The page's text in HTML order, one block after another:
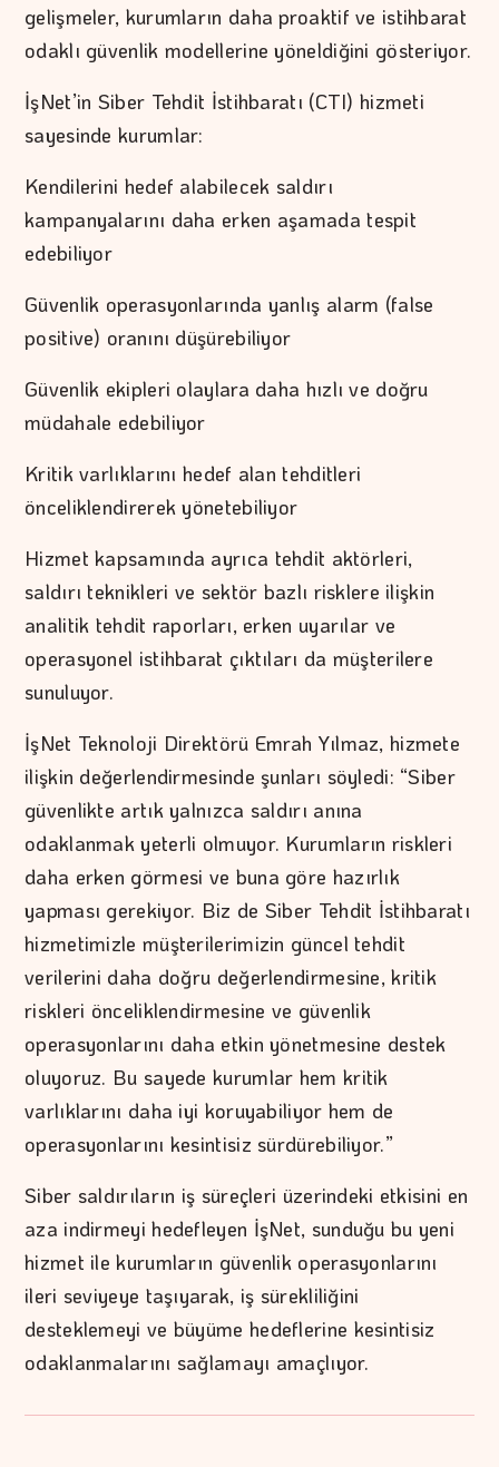
gelişmeler, kurumların daha proaktif ve istihbarat
odaklı güvenlik modellerine yöneldiğini gösteriyor.
İşNet’in Siber Tehdit İstihbaratı (CTI) hizmeti
sayesinde kurumlar:
Kendilerini hedef alabilecek saldırı
kampanyalarını daha erken aşamada tespit
edebiliyor
Güvenlik operasyonlarında yanlış alarm (false
positive) oranını düşürebiliyor
Güvenlik ekipleri olaylara daha hızlı ve doğru
müdahale edebiliyor
Kritik varlıklarını hedef alan tehditleri
önceliklendirerek yönetebiliyor
Hizmet kapsamında ayrıca tehdit aktörleri,
saldırı teknikleri ve sektör bazlı risklere ilişkin
analitik tehdit raporları, erken uyarılar ve
operasyonel istihbarat çıktıları da müşterilere
sunuluyor.
İşNet Teknoloji Direktörü Emrah Yılmaz, hizmete
ilişkin değerlendirmesinde şunları söyledi: “Siber
güvenlikte artık yalnızca saldırı anına
odaklanmak yeterli olmuyor. Kurumların riskleri
daha erken görmesi ve buna göre hazırlık
yapması gerekiyor. Biz de Siber Tehdit İstihbaratı
hizmetimizle müşterilerimizin güncel tehdit
verilerini daha doğru değerlendirmesine, kritik
riskleri önceliklendirmesine ve güvenlik
operasyonlarını daha etkin yönetmesine destek
oluyoruz. Bu sayede kurumlar hem kritik
varlıklarını daha iyi koruyabiliyor hem de
operasyonlarını kesintisiz sürdürebiliyor.”
Siber saldırıların iş süreçleri üzerindeki etkisini en
aza indirmeyi hedefleyen İşNet, sunduğu bu yeni
hizmet ile kurumların güvenlik operasyonlarını
ileri seviyeye taşıyarak, iş sürekliliğini
desteklemeyi ve büyüme hedeflerine kesintisiz
odaklanmalarını sağlamayı amaçlıyor.